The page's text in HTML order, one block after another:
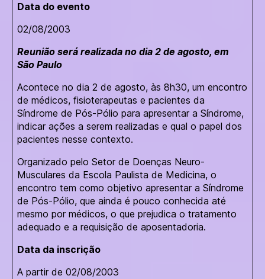
Data do evento
02/08/2003
Reunião será realizada no dia 2 de agosto, em
São Paulo
Acontece no dia 2 de agosto, às 8h30, um encontro
de médicos, fisioterapeutas e pacientes da
Síndrome de Pós-Pólio para apresentar a Síndrome,
indicar ações a serem realizadas e qual o papel dos
pacientes nesse contexto.
Organizado pelo Setor de Doenças Neuro-
Musculares da Escola Paulista de Medicina, o
encontro tem como objetivo apresentar a Síndrome
de Pós-Pólio, que ainda é pouco conhecida até
mesmo por médicos, o que prejudica o tratamento
adequado e a requisição de aposentadoria.
Data da inscrição
A partir de 02/08/2003